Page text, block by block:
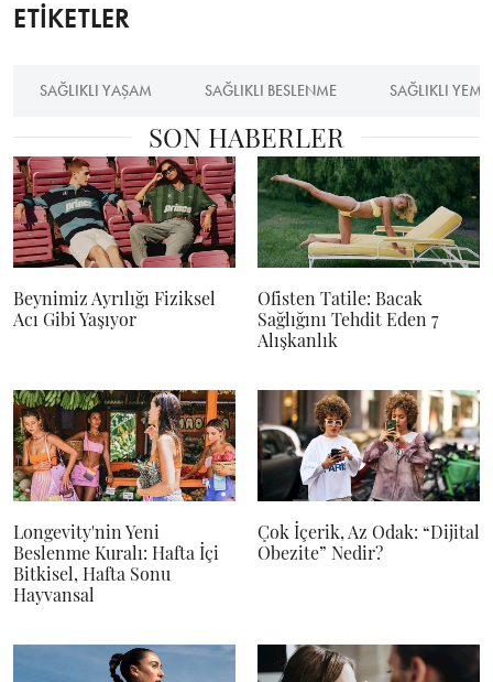
ETİKETLER
SAĞLIKLI YAŞAM SAĞLIKLI BESLENME SAĞLIKLI
SON HABERLER
Beynimiz Ayrılığı Fiziksel
Acı Gibi Yaşıyor
Ofisten Tatile: Bacak
Sağlığını Tehdit Eden 7
Alışkanlık
Longevity'nin Yeni
Beslenme Kuralı: Hafta İçi
Bitkisel, Hafta Sonu
Hayvansal
Çok İçerik, Az Odak: “Dijital
Obezite” Nedir?